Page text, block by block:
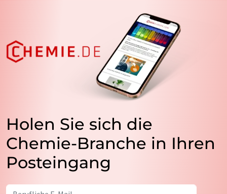
Holen Sie sich die
Chemie-Branche in Ihren
Posteingang